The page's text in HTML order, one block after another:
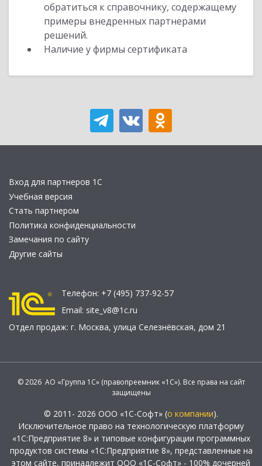
обратиться к справочнику, содержащему
примеры внедренных партнерами
решений.
Наличие у фирмы сертификата
Вход для партнеров 1С
Учебная версия
Стать партнером
Политика конфиденциальности
Замечания по сайту
Другие сайты
Телефон: +7 (495) 737-92-57
Email: site_v8@1c.ru
Отдел продаж: г. Москва, улица Селезнёвская, дом 21
© 2026 АО «Группа 1С» (правопреемник «1С»). Все права на сайт
защищены
© 2011- 2026 ООО «1С-Софт» (о компании).
Исключительное право на технологическую платформу
«1С:Предприятие 8» и типовые конфигурации программных
продуктов системы «1С:Предприятие 8», представленные на
этом сайте, принадлежит ООО «1С-Софт» - 100% дочерней